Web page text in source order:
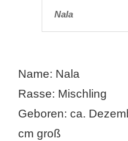
Nala
Name: Nala
Rasse: Mischling
Geboren: ca.
cm groß